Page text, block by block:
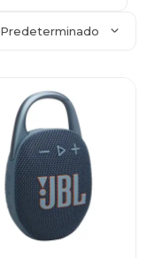
Predeterminado